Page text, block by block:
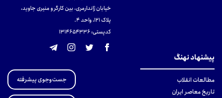
خیابان ژاندارمری، بین کارگر و منیری جاوید،
پلاک 121، واحد ۴.
کدپستی: 131465433۶
پیشنهاد نهنگ
مطالعات انقلاب
تاریخ معاصر ایران
جست‌وجوی پیشرفته